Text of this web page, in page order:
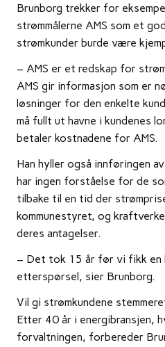
Brunborg trekker for
strømmålerne AMS som et
strømkunder burde være
– AMS er et redskap for
AMS gir informasjon som er
løsninger for den enkelte
må fullt ut havne i kundenes
betaler kostnadene for AMS.
Han hyller også innføringen
har ingen forståelse for de
tilbake til en tid der
kommunestyret, og
deres antagelser.
– Det tok 15 år før vi fikk en
etterspørsel, sier Brunborg.
Vil gi strømkundene
Etter 40 år i energibransjen,
forvaltningen, forbereder